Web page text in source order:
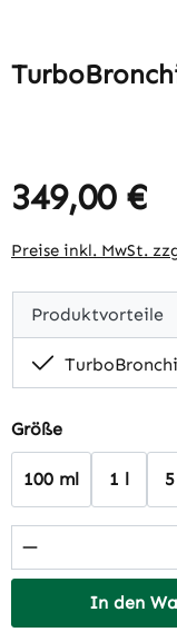
Regulärer Preis:
349,00 €
Preise inkl. MwSt.
Produktvorteile
Größeauswählen
100 ml 1 l 5 l
Produkt
In den